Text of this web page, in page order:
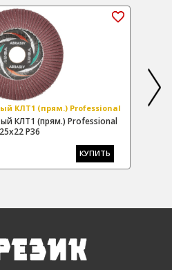
КЛТ1 (прям.) Professional
КЛТ1 (прям.) Professional
Р36
КУПИТЬ